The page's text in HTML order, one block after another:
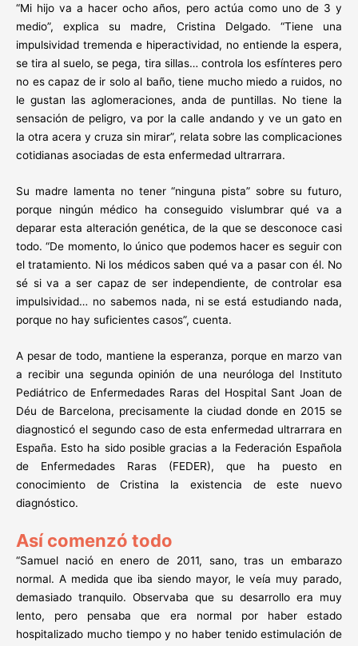
“Mi hijo va a hacer ocho años, pero actúa como uno de 3 y
medio”, explica su madre, Cristina Delgado. “Tiene una
impulsividad tremenda e hiperactividad, no entiende la espera,
se tira al suelo, se pega, tira sillas… controla los esfínteres pero
no es capaz de ir solo al baño, tiene mucho miedo a ruidos, no
le gustan las aglomeraciones, anda de puntillas. No tiene la
sensación de peligro, va por la calle andando y ve un gato en
la otra acera y cruza sin mirar”, relata sobre las complicaciones
cotidianas asociadas de esta enfermedad ultrarrara.
Su madre lamenta no tener “ninguna pista” sobre su futuro,
porque ningún médico ha conseguido vislumbrar qué va a
deparar esta alteración genética, de la que se desconoce casi
todo. “De momento, lo único que podemos hacer es seguir con
el tratamiento. Ni los médicos saben qué va a pasar con él. No
sé si va a ser capaz de ser independiente, de controlar esa
impulsividad… no sabemos nada, ni se está estudiando nada,
porque no hay suficientes casos”, cuenta.
A pesar de todo, mantiene la esperanza, porque en marzo van
a recibir una segunda opinión de una neuróloga del Instituto
Pediátrico de Enfermedades Raras del Hospital Sant Joan de
Déu de Barcelona, precisamente la ciudad donde en 2015 se
diagnosticó el segundo caso de esta enfermedad ultrarrara en
España. Esto ha sido posible gracias a la Federación Española
de Enfermedades Raras (FEDER), que ha puesto en
conocimiento de Cristina la existencia de este nuevo
diagnóstico.
Así comenzó todo
“Samuel nació en enero de 2011, sano, tras un embarazo
normal. A medida que iba siendo mayor, le veía muy parado,
demasiado tranquilo. Observaba que su desarrollo era muy
lento, pero pensaba que era normal por haber estado
hospitalizado mucho tiempo y no haber tenido estimulación de